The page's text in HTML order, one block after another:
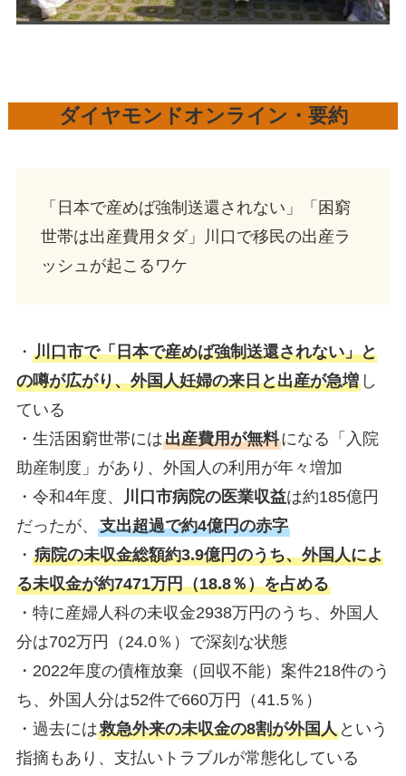
ダイヤモンドオンライン・要約
「日本で産めば強制送還されない」「困窮
世帯は出産費用タダ」川口で移民の出産ラ
ッシュが起こるワケ
・ 川口市で「日本で産めば強制送還されない」と
の噂が広がり、外国人妊婦の来日と出産が急増し
ている
・生活困窮世帯には出産費用が無料になる「入院
助産制度」があり、外国人の利用が年々増加
・令和4年度、
川口市病院の医業収益は約185億円
だったが、 支出超過で約4億円の赤字
・ 病院の未収金総額約3.9億円のうち、外国人によ
る未収金が約7471万円（18.8％）を占める
・特に産婦人科の未収金2938万円のうち、外国人
分は702万円（24.0％）で深刻な状態
・2022年度の債権放棄（回収不能）案件218件のう
ち、外国人分は52件で660万円（41.5％）
・過去には救急外来の未収金の8割が外国人という
指摘もあり、支払いトラブルが常態化している